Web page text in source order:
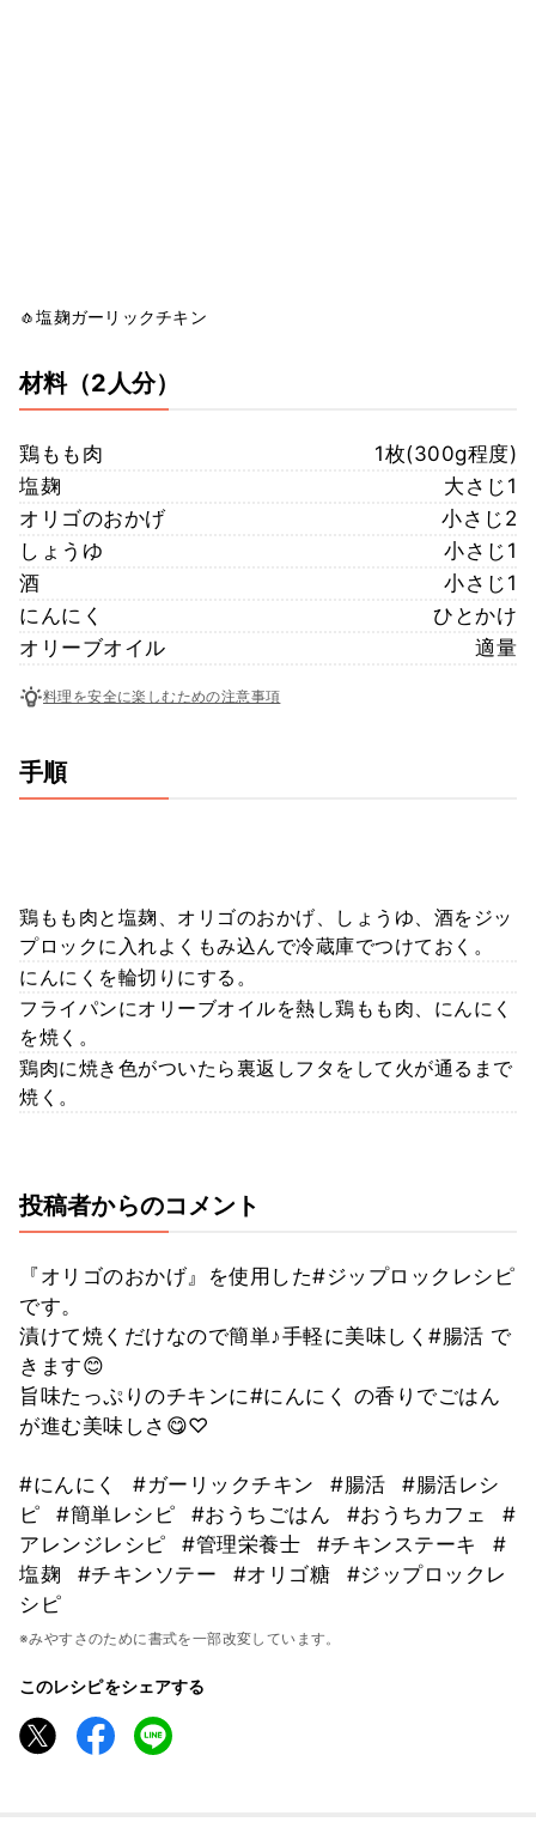
🧄塩麹ガーリックチキン
材料（2人分）
鶏もも肉
1枚(300g程度)
塩麹
大さじ1
オリゴのおかげ
小さじ2
しょうゆ
小さじ1
酒
小さじ1
にんにく
ひとかけ
オリーブオイル
適量
料理を安全に楽しむための注意事項
手順
鶏もも肉と塩麹、オリゴのおかげ、しょうゆ、酒をジッ
プロックに入れよくもみ込んで冷蔵庫でつけておく。
にんにくを輪切りにする。
フライパンにオリーブオイルを熱し鶏もも肉、にんにく
を焼く。
鶏肉に焼き色がついたら裏返しフタをして火が通るまで
焼く。
投稿者からのコメント
『オリゴのおかげ』を使用した#ジップロックレシピ
です。
漬けて焼くだけなので簡単♪手軽に美味しく#腸活 で
きます😊
旨味たっぷりのチキンに#にんにく の香りでごはん
が進む美味しさ😋♡
#にんにく #ガーリックチキン #腸活
#腸活レシ
ピ
#簡単レシピ #おうちごはん #おうちカフェ
#
アレンジレシピ
#管理栄養士 #チキンステーキ
#
塩麹
#チキンソテー #オリゴ糖
#ジップロックレ
シピ
※みやすさのために書式を一部改変しています。
このレシピをシェアする